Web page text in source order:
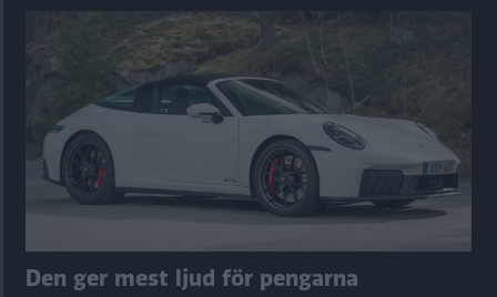
Den ger mest ljud för pengarna